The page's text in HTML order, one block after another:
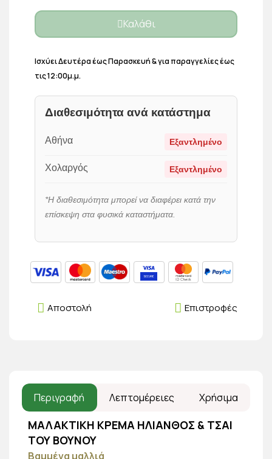
Καλάθι
Ισχύει Δευτέρα έως Παρασκευή & για παραγγελίες έως
τις 12:00μ.μ.
Διαθεσιμότητα ανά κατάστημα
Αθήνα Εξαντλημένο
Χολαργός Εξαντλημένο
*Η διαθεσιμότητα μπορεί να διαφέρει κατά την
επίσκεψη στα φυσικά καταστήματα.
Επιστροφές
Αποστολή
Περιγραφή Λεπτομέρειες Χρήσιμα
ΜΑΛΑΚΤΙΚΗ ΚΡΕΜΑ ΗΛΙΑΝΘΟΣ & ΤΣΑΙ
ΤΟΥ ΒΟΥΝΟΥ
Βαμμένα μαλλιά